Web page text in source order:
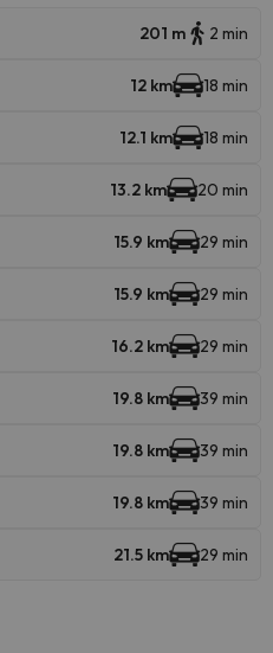
201 m 2 min
12 km 18 min
12.1 km 18 min
13.2 km 20 min
15.9 km 29 min
15.9 km 29 min
16.2 km 29 min
19.8 km 39 min
19.8 km 39 min
19.8 km 39 min
21.5 km 29 min